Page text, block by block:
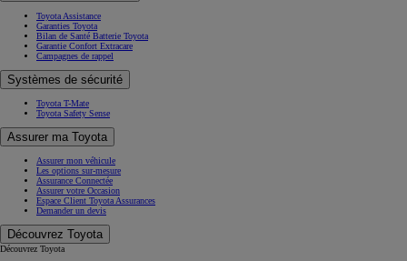
Toyota Assistance
Garanties Toyota
Bilan de Santé Batterie Toyota
Garantie Confort Extracare
Campagnes de rappel
Systèmes de sécurité
Toyota T-Mate
Toyota Safety Sense
Assurer ma Toyota
Assurer mon véhicule
Les options sur-mesure
Assurance Connectée
Assurer votre Occasion
Espace Client Toyota Assurances
Demander un devis
Découvrez Toyota
Découvrez Toyota